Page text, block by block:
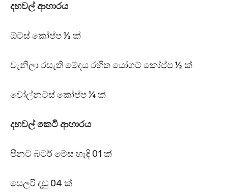
දහවල් ආහාරය
ඕට්ස් කෝප්ප ½ ක්
වැනිලා රසැති මේදය රහිත යෝගට් කෝප්ප ½ ක්
වෝල්නට්ස් කෝප්ප ¼ ක්
දහවල් කෙටි ආහාරය
පීනට් බටර් මේස හැඳි 01 ක්
සෙලරි දඬු 04 ක්